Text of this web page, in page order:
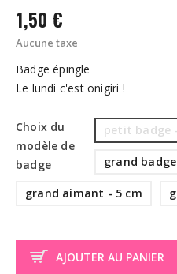
1,50 €
Aucune taxe
Badge épingle
Le lundi c'est onigiri !
Choix du
modèle de
badge
petit badge
grand
grand aimant - 5 cm
AJOUTER AU PANIER